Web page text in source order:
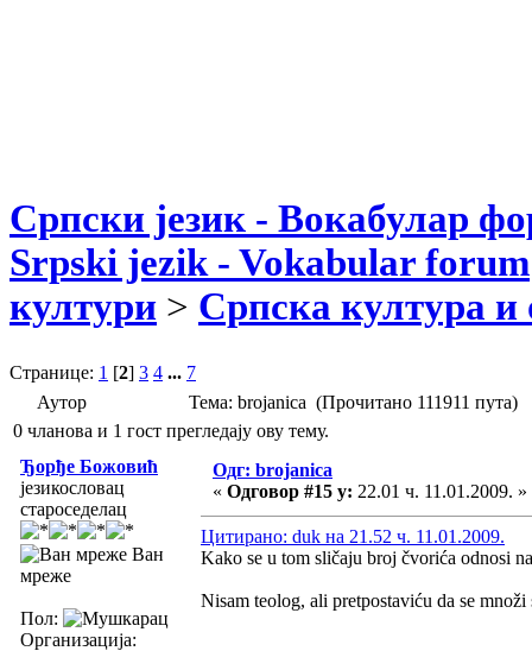
Српски језик - Вокабулар
Srpski jezik - Vokabular forum
култури > Српска култура и
Странице: 1 [2] 3 4 ... 7
Аутор
Тема: brojanica (Прочитано 111911 пута)
0 чланова и 1 гост прегледају ову тему.
Ђорђе Божовић
језикословац
староседелац
Ван
мреже
Пол:
Организација:
Одг: brojanica
« Одговор #15 у: 22.01 ч. 11.01.2009. »
Цитирано: duk на 21.52 ч. 11.01.2009.
Kako se u tom sličaju broj čvorića odnosi
Nisam teolog, ali pretpostaviću da se